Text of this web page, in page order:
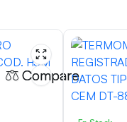
Compare